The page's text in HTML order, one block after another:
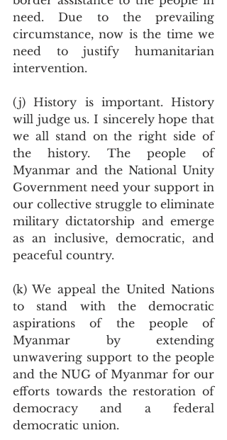
need. Due to the prevailing
circumstance, now is the time we
need to justify humanitarian
intervention.
(j) History is important. History
will judge us. I sincerely hope that
we all stand on the right side of
the history. The people of
Myanmar and the National Unity
Government need your support in
our collective struggle to eliminate
military dictatorship and emerge
as an inclusive, democratic, and
peaceful country.
(k) We appeal the United Nations
to stand with the democratic
aspirations of the people of
Myanmar by extending
unwavering support to the people
and the NUG of Myanmar for our
efforts towards the restoration of
democracy and a federal
democratic union.